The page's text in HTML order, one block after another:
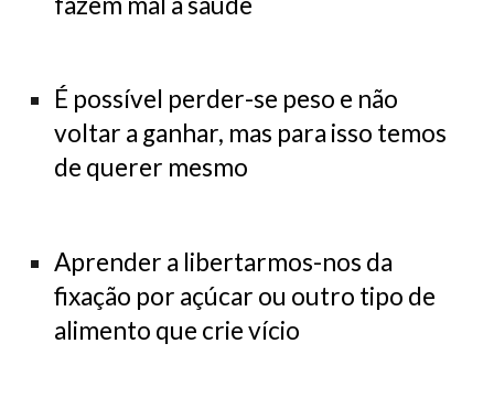
É possível perder-se peso e não
voltar a ganhar, mas para isso temos
de querer mesmo
Aprender a libertarmos-nos da
fixação por açúcar ou outro tipo de
alimento que crie vício